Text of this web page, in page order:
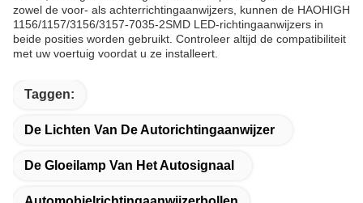
zowel de voor- als achterrichtingaanwijzers, kunnen de HAOHIGH
1156/1157/3156/3157-7035-2SMD LED-richtingaanwijzers in
beide posities worden gebruikt. Controleer altijd de compatibiliteit
met uw voertuig voordat u ze installeert.
Taggen:
De Lichten Van De Autorichtingaanwijzer
De Gloeilamp Van Het Autosignaal